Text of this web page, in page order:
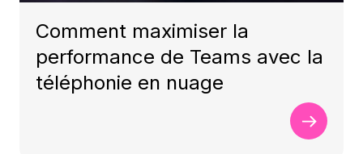
Comment maximiser la
performance de Teams avec la
téléphonie en nuage